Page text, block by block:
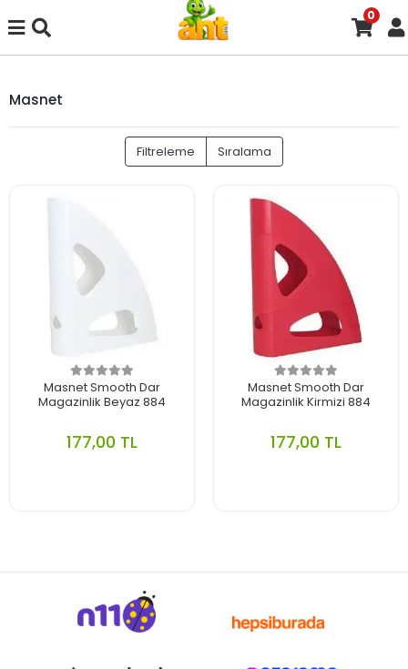
0
Masnet
Filtreleme Sıralama
Masnet Smooth Dar
Magazinlik Beyaz 884
177,00 TL
Masnet Smooth Dar
Magazinlik Kirmizi 884
177,00 TL